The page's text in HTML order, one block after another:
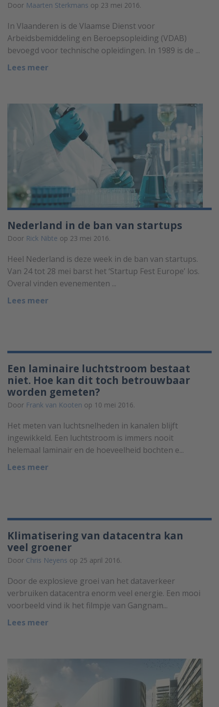
Door Maarten Sterkmans op 23 mei 2016.
In Vlaanderen is de Vlaamse Dienst voor
Arbeidsbemiddeling en Beroepsopleiding (VDAB)
bevoegd voor technische opleidingen. In 1989 is de ...
Lees meer
Nederland in de ban van startups
Door Rick Nibte op 23 mei 2016.
Heel Nederland is deze week in de ban van startups.
Van 24 tot 28 mei barst het ‘Startup Fest Europe’ los.
Overal vinden evenementen ...
Lees meer
Een laminaire luchtstroom bestaat
niet. Hoe kan dit toch betrouwbaar
worden gemeten?
Door Frank van Kooten op 10 mei 2016.
Het meten van luchtsnelheden in kanalen blijft
ingewikkeld. Een luchtstroom is immers nooit
helemaal laminair en de hoeveelheid bochten e...
Lees meer
Klimatisering van datacentra kan
veel groener
Door Chris Neyens op 25 april 2016.
Door de explosieve groei van het dataverkeer
verbruiken datacentra enorm veel energie. Een mooi
voorbeeld vind ik het filmpje van Gangnam...
Lees meer